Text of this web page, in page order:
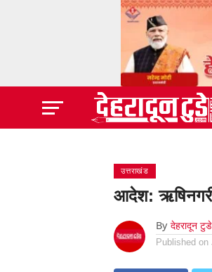
उत्तराखंड
आदेश:
By देहरादून
Published on